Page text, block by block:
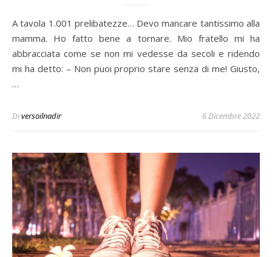
A tavola 1.001 prelibatezze… Devo mancare tantissimo alla
mamma. Ho fatto bene a tornare. Mio fratello mi ha
abbracciata come se non mi vedesse da secoli e ridendo
mi ha detto: – Non puoi proprio stare senza di me! Giusto,
…
Diversoilnadir 6 Dicembre 2022